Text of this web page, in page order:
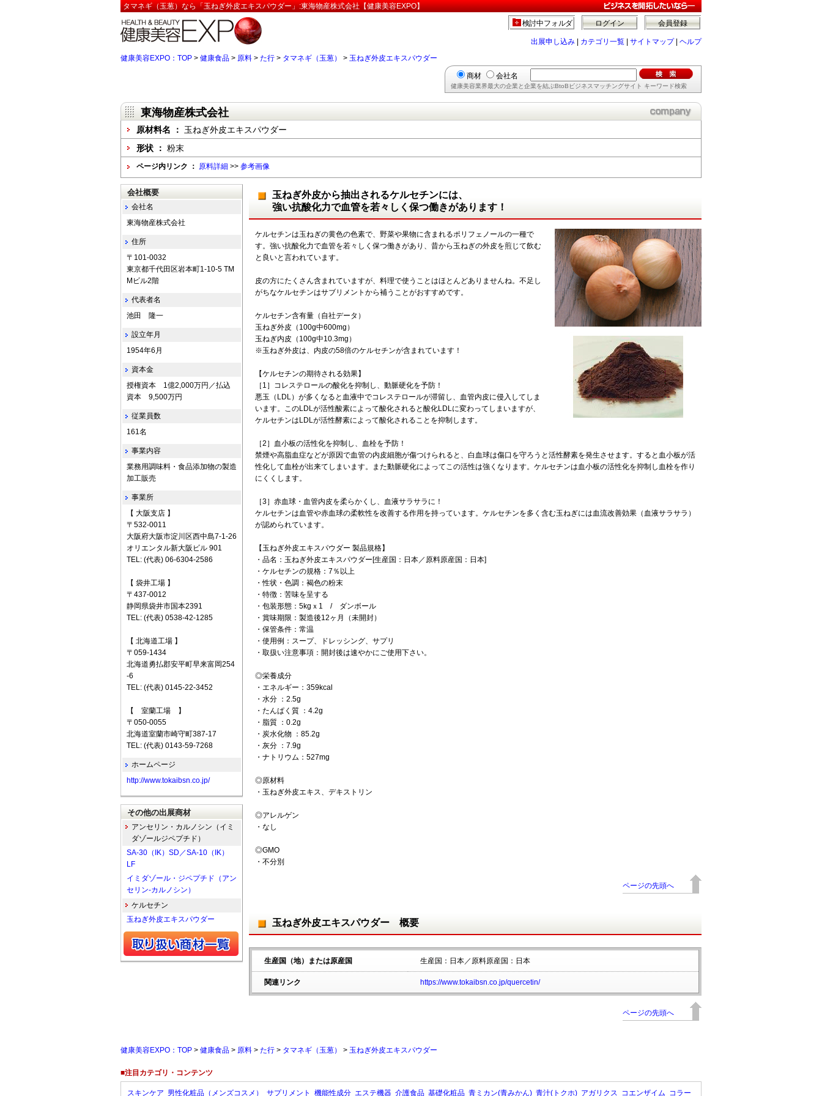
タマネギ（玉葱）なら「玉ねぎ外皮エキスパウダー」:東海物産株式会社【健康美容EXPO】
会員登録
ログイン
検討中フォルダ
出展申し込み カテゴリ一覧 サイトマップ| ヘルプ
健康美容EXPO：TOP > 健康食品 > 原料 > た行 > タマネギ（玉葱） > 玉ねぎ外皮エキスパウダー
商材 会社名
健康美容業界最大の企業と企業を結ぶBtoBビジネスマッチングサイト キーワード検索
東海物産株式会社
原材料名 ： 玉ねぎ外皮エキスパウダー
形状 ： 粉末
ページ内リンク ： 原料詳細 >> 参考画像
玉ねぎ外皮から抽出されるケルセチンには、
強い抗酸化力で血管を若々しく保つ働きがあります！
ケルセチンは玉ねぎの黄色の色素で、野菜や果物に含まれるポリフェノールの一種で
す。強い抗酸化力で血管を若々しく保つ働きがあり、昔から玉ねぎの外皮を煎じて飲む
と良いと言われています。
皮の方にたくさん含まれていますが、料理で使うことはほとんどありませんね。不足し
がちなケルセチンはサブリメントから補うことがおすすめです。
ケルセチン含有量（自社データ）
玉ねぎ外皮（100g中600mg）
玉ねぎ内皮（100g中10.3mg）
※玉ねぎ外皮は、内皮の58倍のケルセチンが含まれています！
【ケルセチンの期待される効果】
［1］コレステロールの酸化を抑制し、動脈硬化を予防！
悪玉（LDL）が多くなると血液中でコレステロールが滞留し、血管内皮に侵入してしま
います。このLDLが活性酸素によって酸化されると酸化LDLに変わってしまいますが、
ケルセチンはLDLが活性酵素によって酸化されることを抑制します。
［2］血小板の活性化を抑制し、血栓を予防！
禁煙や高脂血症などが原因で血管の内皮細胞が傷つけられると、白血球は傷口を守ろうと活性酵素を発生させます。すると血小板が活
性化して血栓が出来てしまいます。また動脈硬化によってこの活性は強くなります。ケルセチンは血小板の活性化を抑制し血栓を作り
にくくします。
［3］赤血球・血管内皮を柔らかくし、血液サラサラに！
ケルセチンは血管や赤血球の柔軟性を改善する作用を持っています。ケルセチンを多く含む玉ねぎには血流改善効果（血液サラサラ）
が認められています。
【玉ねぎ外皮エキスパウダー 製品規格】
・品名：玉ねぎ外皮エキスパウダー[生産国：日本／原料原産国：日本]
・ケルセチンの規格：7％以上
・性状・色調：褐色の粉末
・特徴：苦味を呈する
・包装形態：5kgｘ1 / ダンボール
・賞味期限：製造後12ヶ月（未開封）
・保管条件：常温
・使用例：スープ、ドレッシング、サプリ
・取扱い注意事項：開封後は速やかにご使用下さい。
◎栄養成分
・エネルギー：359kcal
・水分 ：2.5g
・たんぱく質 ：4.2g
・脂質 ：0.2g
・炭水化物 ：85.2g
・灰分 ：7.9g
・ナトリウム：527mg
◎原材料
・玉ねぎ外皮エキス、デキストリン
◎アレルゲン
・なし
◎GMO
・不分別
ページの先頭へ
玉ねぎ外皮エキスパウダー 概要
生産国（地）または原産国 生産国：日本／原料原産国：日本
関連リンク https://www.tokaibsn.co.jp/quercetin/
ページの先頭へ
会社概要
会社名
東海物産株式会社
住所
〒101-0032
東京都千代田区岩本町1-10-5 TM
Mビル2階
代表者名
池田 隆一
設立年月
1954年6月
資本金
授権資本 1億2,000万円／払込
資本 9,500万円
従業員数
161名
事業内容
業務用調味料・食品添加物の製造
加工販売
事業所
【 大阪支店 】
〒532-0011
大阪府大阪市淀川区西中島7-1-26
オリエンタル新大阪ビル 901
TEL: (代表) 06-6304-2586
【 袋井工場 】
〒437-0012
静岡県袋井市国本2391
TEL: (代表) 0538-42-1285
【 北海道工場 】
〒059-1434
北海道勇払郡安平町早来富岡254
-6
TEL: (代表) 0145-22-3452
【 室蘭工場 】
〒050-0055
北海道室蘭市崎守町387-17
TEL: (代表) 0143-59-7268
ホームページ
http://www.tokaibsn.co.jp/
その他の出展商材
アンセリン・カルノシン（イミ
ダゾールジペプチド）
SA-30（IK）SD／SA-10（IK）
LF
イミダゾール・ジペプチド（アン
セリン-カルノシン）
ケルセチン
玉ねぎ外皮エキスパウダー
健康美容EXPO：TOP > 健康食品 > 原料 > た行 > タマネギ（玉葱） > 玉ねぎ外皮エキスパウダー
■注目カテゴリ・コンテンツ
スキンケア 男性化粧品（メンズコスメ） サプリメント 機能性成分 エステ機器 介護食品 基礎化粧品 青ミカン(青みかん) 青汁(トクホ) アガリクス コエンザイム コラー